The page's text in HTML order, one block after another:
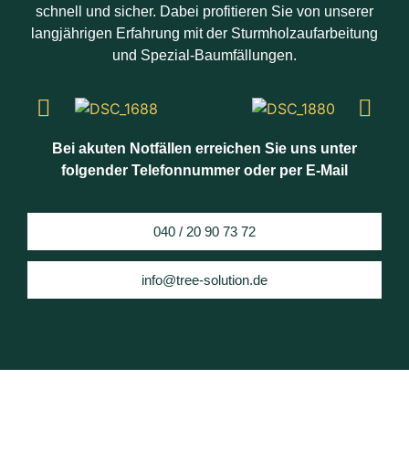
schnell und sicher. Dabei profitieren Sie von unserer
langjährigen Erfahrung mit der Sturmholzaufarbeitung
und Spezial-Baumfällungen.
Bei akuten Notfällen erreichen Sie uns unter
folgender Telefonnummer oder per E-Mail
040 / 20 90 73 72
info@tree-solution.de